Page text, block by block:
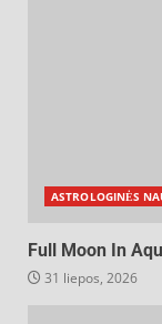
ASTROLOGINĖS
Full Moon In
31 liepos, 2026